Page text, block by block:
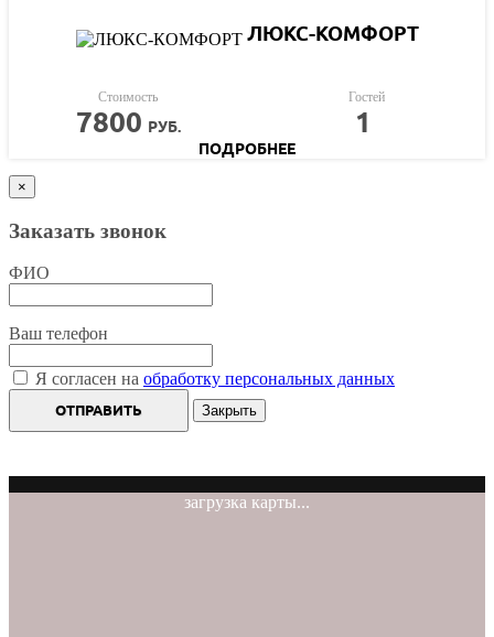
ЛЮКС-КОМФОРТ
Стоимость
7800 РУБ.
Гостей
1
ПОДРОБНЕЕ
×
Заказать звонок
ФИО
Ваш телефон
Я согласен на обработку персональных данных
ОТПРАВИТЬ Закрыть
загрузка карты...